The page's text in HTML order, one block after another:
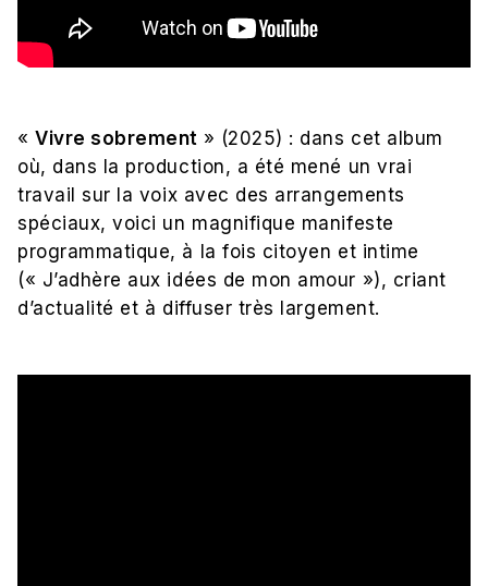
«Vivre sobrement » (2025) : dans cet album
où, dans la production, a été mené un vrai
travail sur la voix avec des arrangements
spéciaux, voici un magnifique manifeste
programmatique, à la fois citoyen et intime
(« J’adhère aux idées de mon amour »), criant
d’actualité et à diffuser très largement.